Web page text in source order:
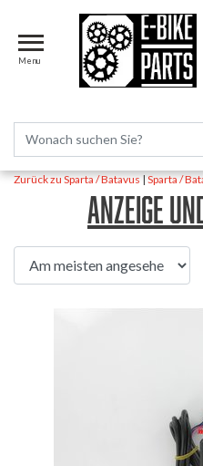
Menu
Zurück zu Sparta / Batavus|Sparta /
Anzeige